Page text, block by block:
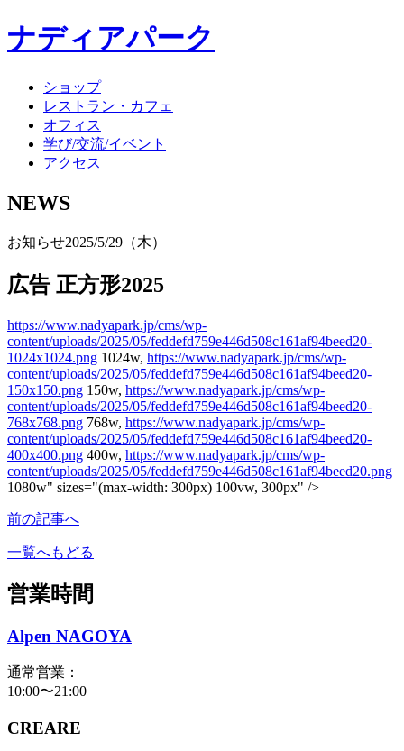
ナディアパーク
ショップ
レストラン・カフェ
オフィス
学び/交流/イベント
アクセス
NEWS
お知らせ2025/5/29（木）
広告 正方形2025
https://www.nadyapark.jp/cms/wp-
content/uploads/2025/05/feddefd759e446d508c161af94beed20-
1024x1024.png 1024w, https://www.nadyapark.jp/cms/wp-
content/uploads/2025/05/feddefd759e446d508c161af94beed20-
150x150.png 150w, https://www.nadyapark.jp/cms/wp-
content/uploads/2025/05/feddefd759e446d508c161af94beed20-
768x768.png 768w, https://www.nadyapark.jp/cms/wp-
content/uploads/2025/05/feddefd759e446d508c161af94beed20-
400x400.png 400w, https://www.nadyapark.jp/cms/wp-
content/uploads/2025/05/feddefd759e446d508c161af94beed20.png
1080w" sizes="(max-width: 300px) 100vw, 300px" />
前の記事へ
一覧へもどる
営業時間
Alpen NAGOYA
通常営業：
10:00〜21:00
CREARE